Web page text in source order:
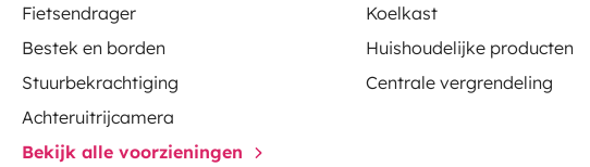
Fietsendrager
Koelkast
Bestek en borden
Huishoudelijke producten
Stuurbekrachtiging
Centrale vergrendeling
Achteruitrijcamera
Bekijk alle voorzieningen